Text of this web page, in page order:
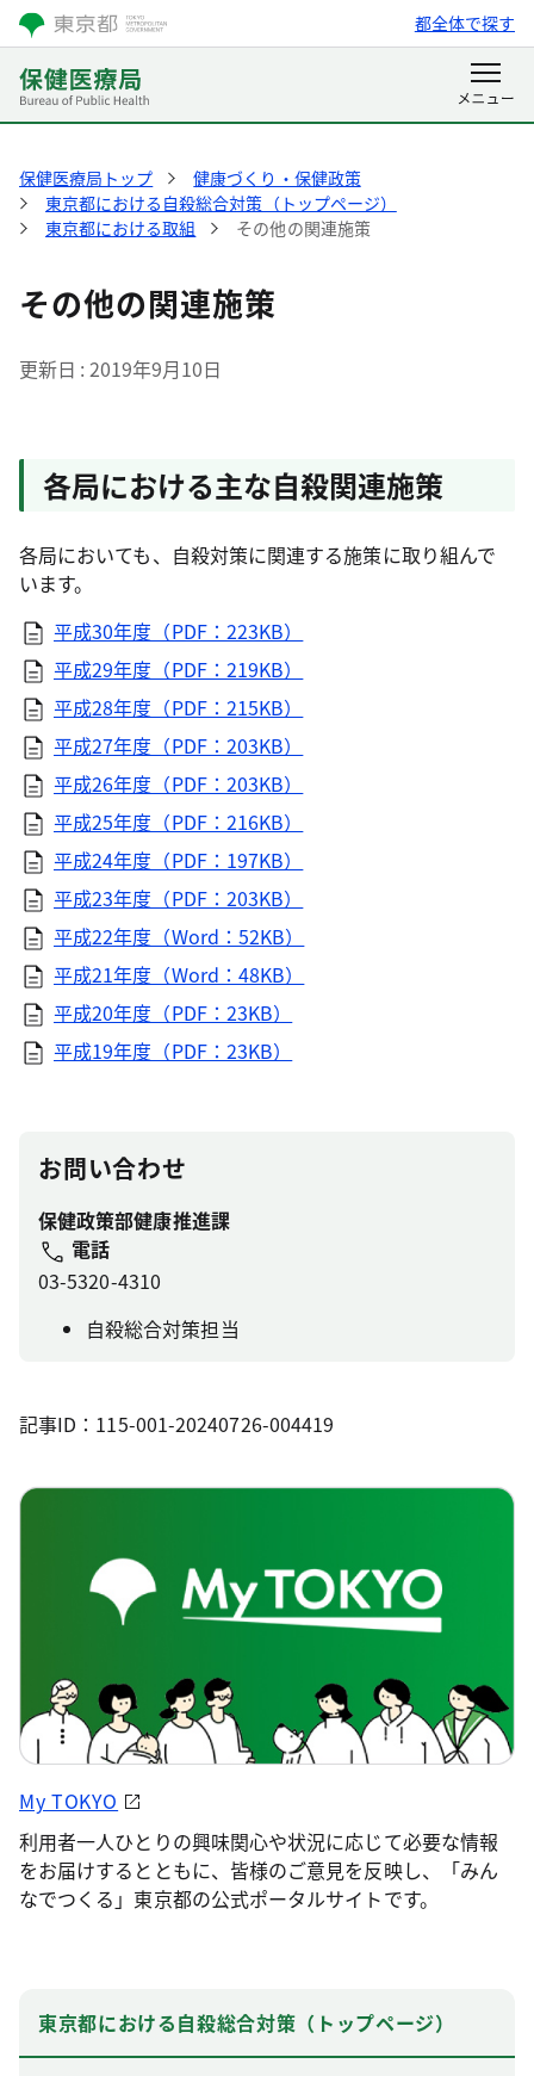
都全体で探す
保健医療局トップ
健康づくり・保健政策
東京都における自殺総合対策（トップページ）
東京都における取組
その他の関連施策
その他の関連施策
更新日 2019年9月10日
各局における主な自殺関連施策
各局においても、自殺対策に関連する施策に取り組んで
います。
平成30年度（PDF：223KB）
平成29年度（PDF：219KB）
平成28年度（PDF：215KB）
平成27年度（PDF：203KB）
平成26年度（PDF：203KB）
平成25年度（PDF：216KB）
平成24年度（PDF：197KB）
平成23年度（PDF：203KB）
平成22年度（Word：52KB）
平成21年度（Word：48KB）
平成20年度（PDF：23KB）
平成19年度（PDF：23KB）
お問い合わせ
保健政策部健康推進課
電話
03-5320-4310
自殺総合対策担当
記事ID：115-001-20240726-004419
My TOKYO
利用者一人ひとりの興味関心や状況に応じて必要な情報
をお届けするとともに、皆様のご意見を反映し、「みん
なでつくる」東京都の公式ポータルサイトです。
東京都における自殺総合対策（トップページ）